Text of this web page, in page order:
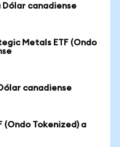
Dólar canadiense
Metals ETF (Ondo
canadiense
(Ondo Tokenized) a